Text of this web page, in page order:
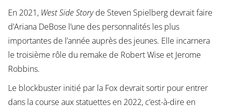
En 2021, West Side Storyde Steven Spielberg devrait faire
d’Ariana DeBose l’une des personnalités les plus
importantes de l’année auprès des jeunes. Elle incarnera
le troisième rôle du remake de Robert Wise et Jerome
Robbins.
Le blockbuster initié par la Fox devrait sortir pour entrer
dans la course aux statuettes en 2022, c’est-à-dire en